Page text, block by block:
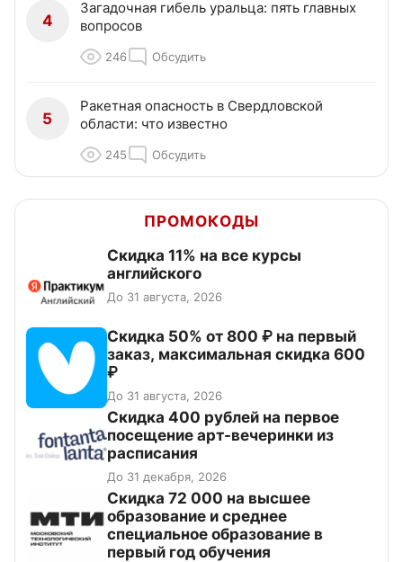
4
Загадочная гибель уральца: пять главных
вопросов
246 Обсудить
5
Ракетная опасность в Свердловской
области: что известно
245 Обсудить
ПРОМОКОДЫ
Скидка 11% на все курсы
английского
До 31 августа, 2026
Скидка 50% от 800 ₽ на первый
заказ, максимальная скидка 600
₽
До 31 августа, 2026
Cкидка 400 рублей на первое
посещение арт-вечеринки из
расписания
До 31 декабря, 2026
Скидка 72 000 на высшее
образование и среднее
специальное образование в
первый год обучения